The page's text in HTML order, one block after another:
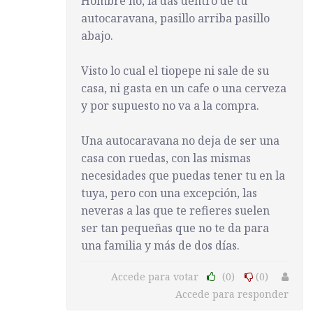
autocaravana, pasillo arriba pasillo
abajo.
Visto lo cual el tiopepe ni sale de su
casa, ni gasta en un cafe o una cerveza
y por supuesto no va a la compra.
Una autocaravana no deja de ser una
casa con ruedas, con las mismas
necesidades que puedas tener tu en la
tuya, pero con una excepción, las
neveras a las que te refieres suelen
ser tan pequeñas que no te da para
una familia y más de dos días.
Accede para votar (0)
(0)
Accede para responder